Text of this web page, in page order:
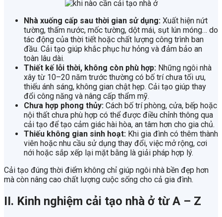
Nhà xuống cấp sau thời gian sử dụng: Xuất hiện nứt
tường, thấm nước, mốc tường, dột mái, sụt lún móng… do
tác động của thời tiết hoặc chất lượng công trình ban
đầu. Cải tạo giúp khắc phục hư hỏng và đảm bảo an
toàn lâu dài.
Thiết kế lỗi thời, không còn phù hợp: Những ngôi nhà
xây từ 10–20 năm trước thường có bố trí chưa tối ưu,
thiếu ánh sáng, không gian chật hẹp. Cải tạo giúp thay
đổi công năng và nâng cấp thẩm mỹ.
Chưa hợp phong thủy: Cách bố trí phòng, cửa, bếp hoặc
nội thất chưa phù hợp có thể được điều chỉnh thông qua
cải tạo để tạo cảm giác hài hòa, an tâm hơn cho gia chủ.
Thiếu không gian sinh hoạt: Khi gia đình có thêm thành
viên hoặc nhu cầu sử dụng thay đổi, việc mở rộng, cơi
nới hoặc sắp xếp lại mặt bằng là giải pháp hợp lý.
Cải tạo đúng thời điểm không chỉ giúp ngôi nhà bền đẹp hơn
mà còn nâng cao chất lượng cuộc sống cho cả gia đình.
II. Kinh nghiệm cải tạo nhà ở từ A – Z